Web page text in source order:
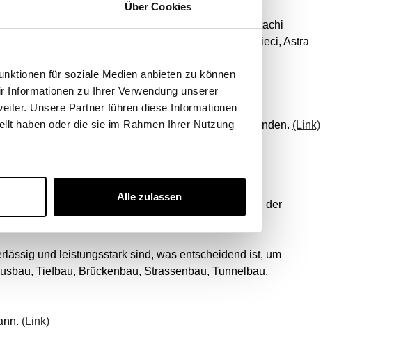
Über Cookies
für soziale Medien anbieten zu können
Informationen zu Ihrer Verwendung unserer
Unsere Partner führen diese Informationen
haben oder die sie im Rahmen Ihrer Nutzung
Alle zulassen
Komatsu, Volvo Construction Equipment, Hitachi
XCMG, Mitsubishi, Samsung, Yamaha, Dieci, Astra
haben den richtigen Filter für Sie!
Originalcodes, damit Sie alle benötigten Filter finden. (Link)
Logistik, in der Energiewirtschaft, der Infrastruktur, der
Anforderungen genau.
und leistungsstark sind, was entscheidend ist, um
Tiefbau, Brückenbau, Strassenbau, Tunnelbau,
(Link)